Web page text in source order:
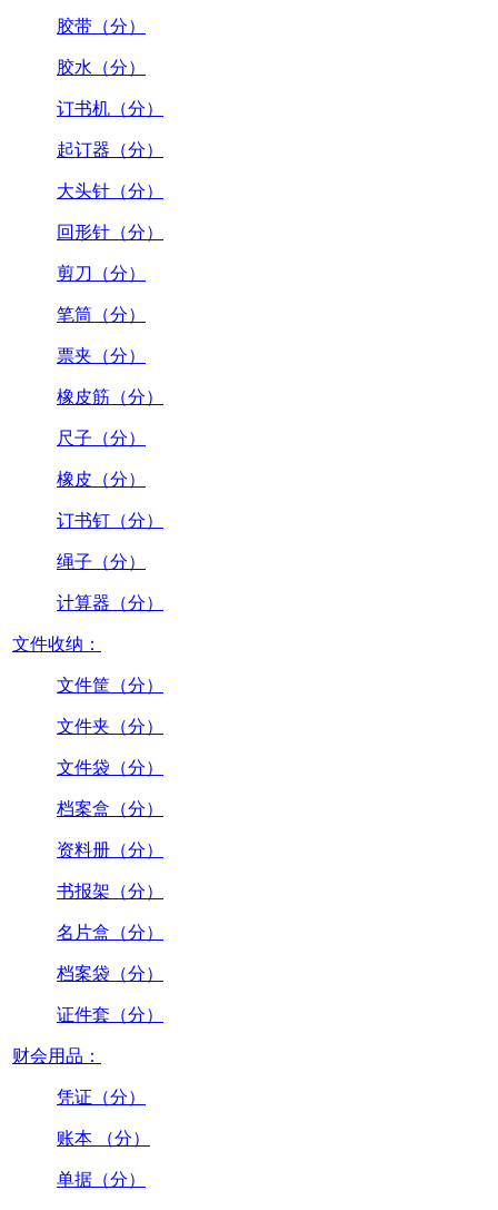
胶带（分）
胶水（分）
订书机（分）
起订器（分）
大头针（分）
回形针（分）
剪刀（分）
笔筒（分）
票夹（分）
橡皮筋（分）
尺子（分）
橡皮（分）
订书钉（分）
绳子（分）
计算器（分）
文件收纳：
文件筐（分）
文件夹（分）
文件袋（分）
档案盒（分）
资料册（分）
书报架（分）
名片盒（分）
档案袋（分）
证件套（分）
财会用品：
凭证（分）
账本 （分）
单据（分）